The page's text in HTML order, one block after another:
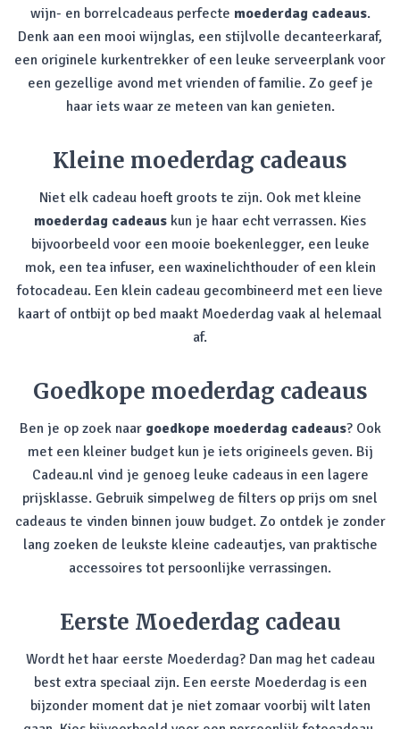
wijn- en borrelcadeaus perfecte moederdag cadeaus.
Denk aan een mooi wijnglas, een stijlvolle decanteerkaraf,
een originele kurkentrekker of een leuke serveerplank voor
een gezellige avond met vrienden of familie. Zo geef je
haar iets waar ze meteen van kan genieten.
Kleine moederdag cadeaus
Niet elk cadeau hoeft groots te zijn. Ook met kleine
moederdag cadeaus kun je haar echt verrassen. Kies
bijvoorbeeld voor een mooie boekenlegger, een leuke
mok, een tea infuser, een waxinelichthouder of een klein
fotocadeau. Een klein cadeau gecombineerd met een lieve
kaart of ontbijt op bed maakt Moederdag vaak al helemaal
af.
Goedkope moederdag cadeaus
Ben je op zoek naar goedkope moederdag cadeaus? Ook
met een kleiner budget kun je iets origineels geven. Bij
Cadeau.nl vind je genoeg leuke cadeaus in een lagere
prijsklasse. Gebruik simpelweg de filters op prijs om snel
cadeaus te vinden binnen jouw budget. Zo ontdek je zonder
lang zoeken de leukste kleine cadeautjes, van praktische
accessoires tot persoonlijke verrassingen.
Eerste Moederdag cadeau
Wordt het haar eerste Moederdag? Dan mag het cadeau
best extra speciaal zijn. Een eerste Moederdag is een
bijzonder moment dat je niet zomaar voorbij wilt laten